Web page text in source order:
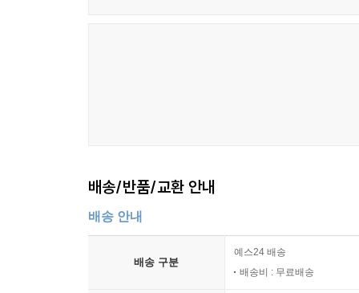
배송/반품/교환 안내
배송 안내
배송 구분
예스24 배송
배송비 : 무료배송